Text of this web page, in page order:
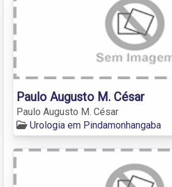
Paulo Augusto M. César
Paulo Augusto M. César
Urologia em Pindamonhangaba